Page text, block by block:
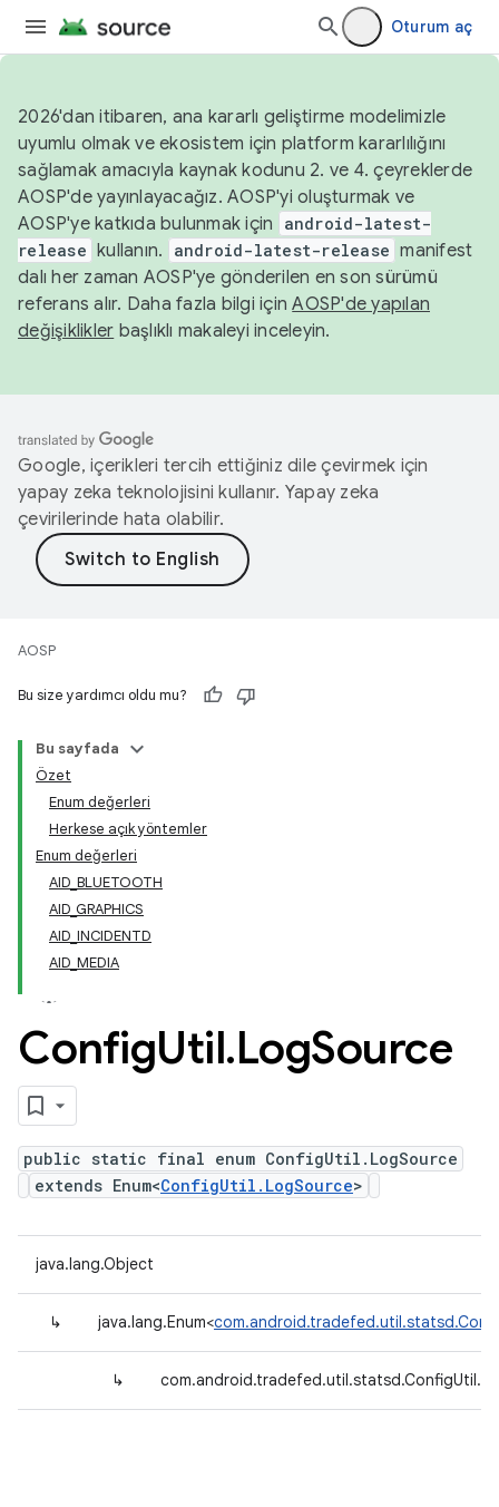
Oturum aç
2026'dan itibaren, ana kararlı geliştirme modelimizle
uyumlu olmak ve ekosistem için platform kararlılığını
sağlamak amacıyla kaynak kodunu 2. ve 4. çeyreklerde
AOSP'de yayınlayacağız. AOSP'yi oluşturmak ve
AOSP'ye katkıda bulunmak için
android-latest-
release kullanın. android-latest-release manifest
dalı her zaman AOSP'ye gönderilen en son sürümü
referans alır. Daha fazla bilgi içinAOSP'de yapılan
değişiklikler başlıklı makaleyi inceleyin.
Google, içerikleri tercih ettiğiniz dile çevirmek için
yapay zeka teknolojisini kullanır. Yapay zeka
çevirilerinde hata olabilir.
AOSP
Bu size yardımcı oldu mu?
Bu sayfada
Özet
Enum değerleri
Herkese açık yöntemler
Enum değerleri
AID_BLUETOOTH
AID_GRAPHICS
AID_INCIDENTD
AID_MEDIA
ConfigUtil.LogSource
public static final enum ConfigUtil.LogSource
extends Enum<ConfigUtil.LogSource>
java.lang.Object
↳ java.lang.Enum<
↳